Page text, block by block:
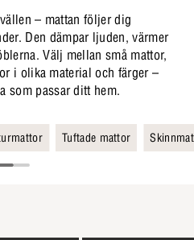
– mattan följer dig
Den dämpar ljuden, värmer
Välj mellan små mattor,
i olika material och färger –
som passar ditt hem.
Tuftade mattor